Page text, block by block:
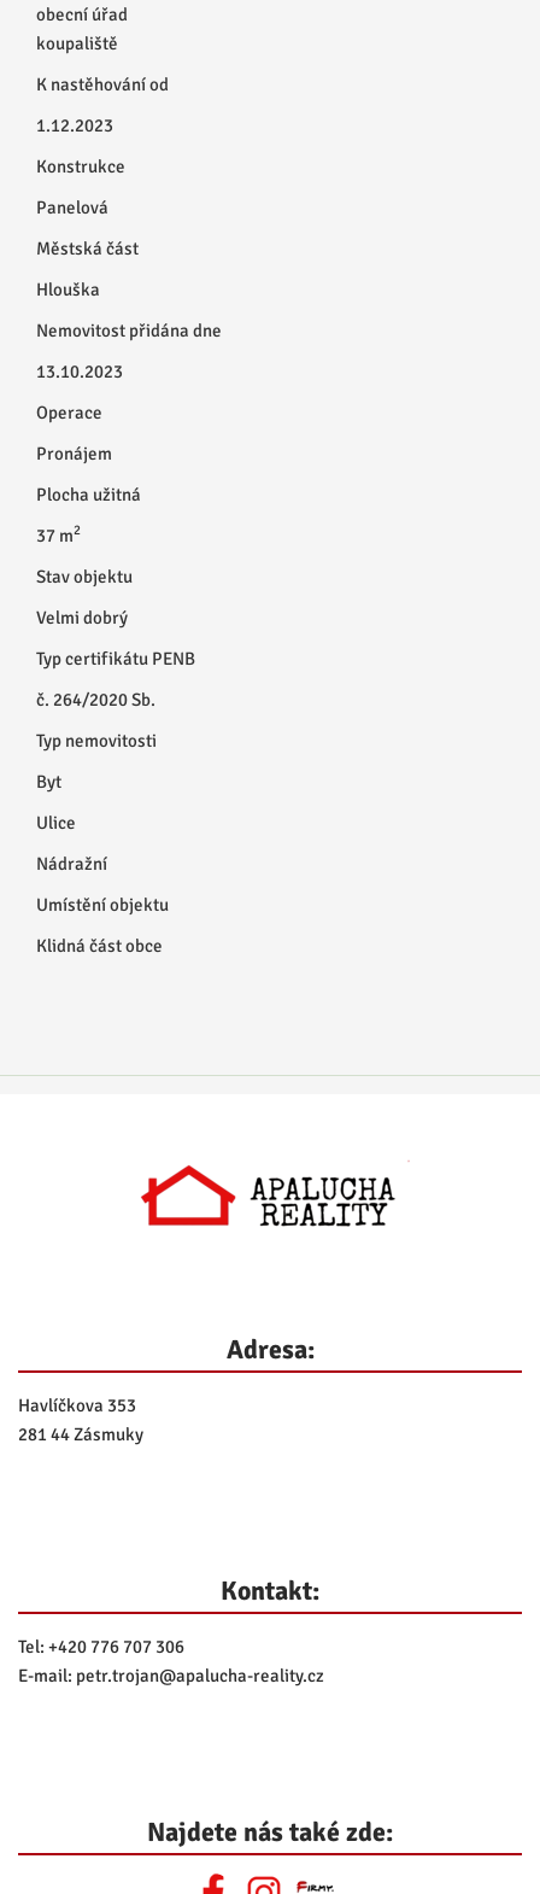
obecní úřad
koupaliště
K nastěhování od
1.12.2023
Konstrukce
Panelová
Městská část
Hlouška
Nemovitost přidána dne
13.10.2023
Operace
Pronájem
Plocha užitná
37 m2
Stav objektu
Velmi dobrý
Typ certifikátu PENB
č. 264/2020 Sb.
Typ nemovitosti
Byt
Ulice
Nádražní
Umístění objektu
Klidná část obce
Adresa:
Havlíčkova 353
281 44 Zásmuky
Kontakt:
Tel: +420 776 707 306
E-mail: petr.trojan@apalucha-reality.cz
Najdete nás také zde: